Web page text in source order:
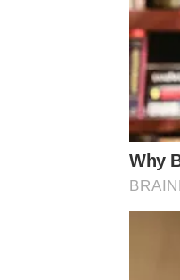
ถ่ายทอดความส
ภายในงานมีกา
แตน – ดร.ชุติม
แนะนำผลิตภัณฑ์
Why